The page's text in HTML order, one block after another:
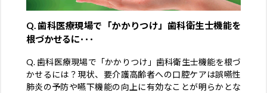
Q. 歯科医療現場で「かかりつけ」歯科衛生士機能を
根づかせるに･･･
Q. 歯科医療現場で「かかりつけ」歯科衛生士機能を根づ
かせるには？現状、要介護高齢者への口腔ケアは誤嚥性
肺炎の予防や嚥下機能の向上に有効なことが明らかとな